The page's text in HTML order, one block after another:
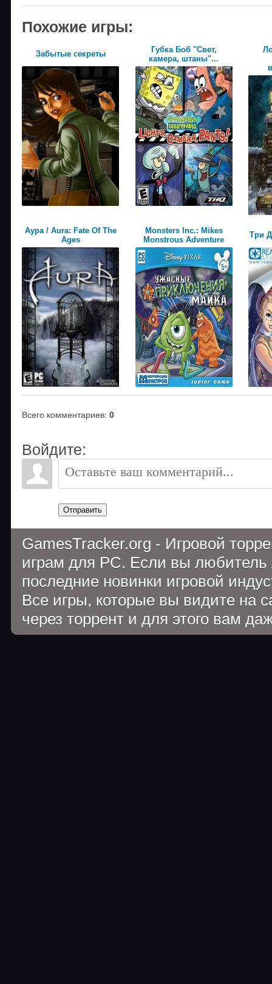
Похожие игры:
Забытые секреты
Губка Боб "Свет,
камера, штаны"...
Аура / Aura: Fate Of The
Ages
Monsters Inc.: Mikes
Monstrous Adventure
Три
Всего комментариев: 0
Войдите:
Отправить
GamesTracker.org - Игровой
играм для PC. Если вы
последние новинки игровой
Все игры, которые вы видите на
через торрент и для этого вам